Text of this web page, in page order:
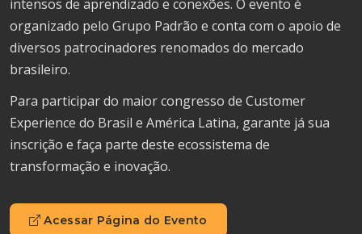
intensos de aprendizado e conexões. O evento é
organizado pelo Grupo Padrão e conta com o apoio de
diversos patrocinadores renomados do mercado
brasileiro.
Para participar do maior congresso de Customer
Experience do Brasil e América Latina, garante já sua
inscrição e faça parte deste ecossistema de
transformação e inovação.
Acessar Página do Evento